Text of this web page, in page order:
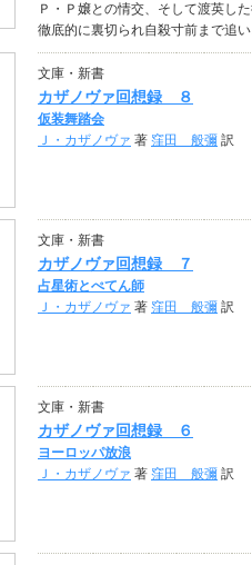
Ｐ・Ｐ嬢との情交、そして渡英し
徹底的に裏切られ自殺寸前まで追い
文庫・新書
カザノヴァ回想録 ８
仮装舞踏会
Ｊ・カザノヴァ 著 窪田 般彌 訳
文庫・新書
カザノヴァ回想録 ７
占星術とぺてん師
Ｊ・カザノヴァ 著 窪田 般彌 訳
文庫・新書
カザノヴァ回想録 ６
ヨーロッパ放浪
Ｊ・カザノヴァ 著 窪田 般彌 訳